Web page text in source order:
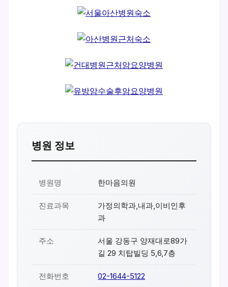
병원 정보
병원명 한마음의원
진료과목
가정의학과,내과,이비인후
과
주소
서울 강동구 양재대로89가
길 29 치탑빌딩 5,6,7층
전화번호 02-1644-5122